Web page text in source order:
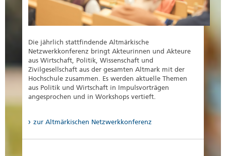
Die jährlich stattfindende Altmärkische
Netzwerkkonferenz bringt Akteurinnen und Akteure
aus Wirtschaft, Politik, Wissenschaft und
Zivilgesellschaft aus der gesamten Altmark mit der
Hochschule zusammen. Es werden aktuelle Themen
aus Politik und Wirtschaft in Impulsvorträgen
angesprochen und in Workshops vertieft.
zur Altmärkischen Netzwerkkonferenz